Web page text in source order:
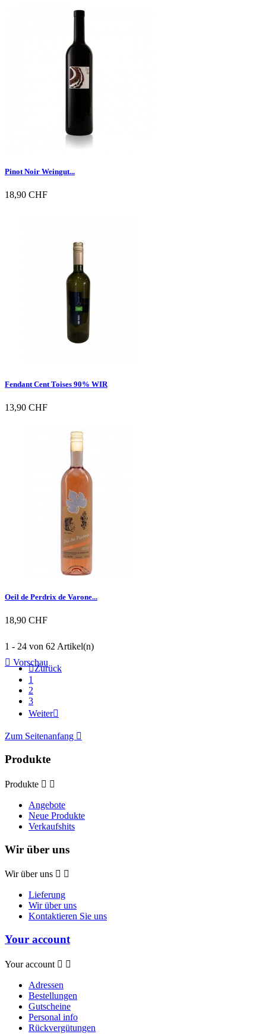
Pinot Noir Weingut...
18,90 CHF
Fendant Cent Toises 90% WIR
13,90 CHF
Oeil de Perdrix de Varone...
18,90 CHF
 Vorschau
1 - 24 von 62 Artikel(n)
Zurück
1
2
3
Weiter
Zum Seitenanfang 
Produkte
Produkte  
Angebote
Neue Produkte
Verkaufshits
Wir über uns
Wir über uns  
Lieferung
Wir über uns
Kontaktieren Sie uns
Your account
Your account  
Adressen
Bestellungen
Gutscheine
Personal info
Rückvergütungen